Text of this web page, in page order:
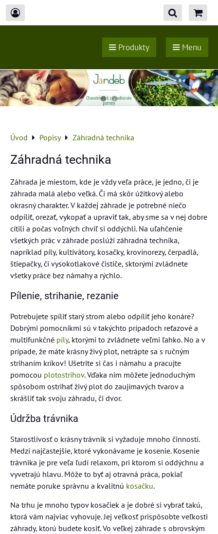
Produkty Menu
Úvod Popisy Záhradná technika
Záhradná technika
Záhrada je miestom, kde je vždy veľa práce, je jedno, či je
záhrada malá alebo veľká. Či má skôr úžitkový alebo
okrasný charakter. V každej záhrade je potrebné niečo
odpíliť, orezať, vykopať a upraviť tak, aby sme sa v nej dobre
cítili a počas voľných chvíľ si oddýchli. Na uľahčenie
všetkých prác v záhrade poslúži záhradná technika,
napríklad píly, kultivátory, kosačky, krovinorezy, čerpadlá,
štiepačky, či vysokotlakové čističe, sktorými zvládnete
všetky práce bez námahy a rýchlo.
Pílenie, strihanie, rezanie
Potrebujete spíliť starý strom alebo odpíliť jeho konáre?
Dobrými pomocníkmi sú v takýchto prípadoch reťazové a
multifunkčné píly, ktorými to zvládnete veľmi ľahko. No a v
prípade, že máte krásny živý plot, netrápte sa s ručným
strihaním kríkov! Ušetrite si čas i námahu a pracujte
pomocou plotostrihov. Vďaka nim môžete jednoduchým
spôsobom ostrihať živý plot do zaujímavých tvarov a
skrášliť tak svoju záhradu, či dvor.
Údržba trávnika
Starostlivosť o krásny trávnik si vyžaduje mnoho činností.
Medzi najčastejšie, ktoré vykonávame je kosenie. Kosenie
trávnika je pre veľa ľudí relaxom, pri ktorom si oddýchnu a
vyvetrajú hlavu. Môže to byť aj otravná práca, pokiaľ
nemáte poruke správnu a kvalitnú kosačku.
Na trhu je mnoho typov kosačiek a je dobré si vybrať takú,
ktorá vám najviac vyhovuje. Jej veľkosť prispôsobte veľkosti
záhrady, ktorú budete kosiť. Vo veľkej záhrade s obrovským